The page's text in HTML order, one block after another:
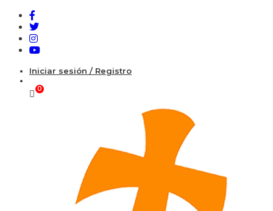
Iniciar sesión / Registro